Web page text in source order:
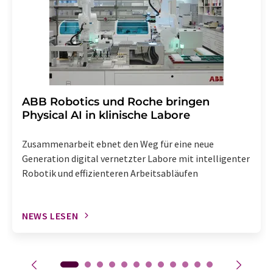
Abbestellung des entsprechenden Newsletters
enthalten.
​​​​​​​ABB Robotics und Roche bringen
Physical AI in klinische Labore
Zusammenarbeit ebnet den Weg für eine neue
Generation digital vernetzter Labore mit intelligenter
Robotik und effizienteren Arbeitsabläufen
NEWS LESEN